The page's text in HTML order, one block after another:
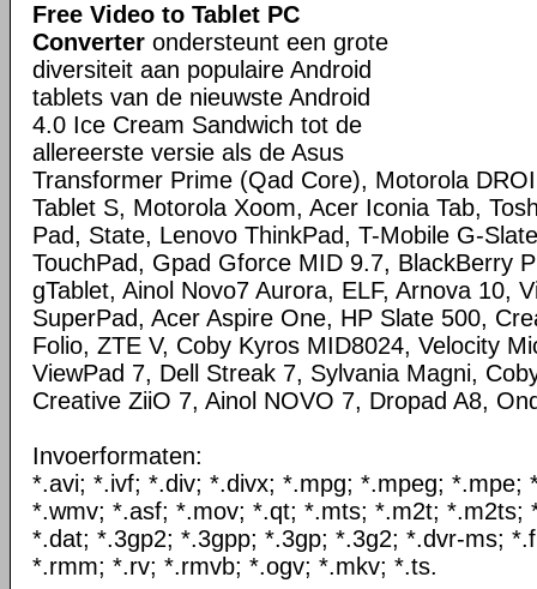
Free Video to Tablet PC
Converter ondersteunt een grote
diversiteit aan populaire Android
tablets van de nieuwste Android
4.0 Ice Cream Sandwich tot de
allereerste versie als de Asus
Transformer Prime (Qad Core), Motorola
Tablet S, Motorola Xoom, Acer Iconia Tab,
Pad, State, Lenovo ThinkPad, T-Mobile G-
TouchPad, Gpad Gforce MID 9.7, BlackBerry
gTablet, Ainol Novo7 Aurora, ELF, Arnova 10,
SuperPad, Acer Aspire One, HP Slate 500,
Folio, ZTE V, Coby Kyros MID8024, Velocity
ViewPad 7, Dell Streak 7, Sylvania Magni,
Creative ZiiO 7, Ainol NOVO 7, Dropad A8,
Invoerformaten:
*.avi; *.ivf; *.div; *.divx; *.mpg; *.mpeg; *.mpe;
*.wmv; *.asf; *.mov; *.qt; *.mts; *.m2t; *.m2ts;
*.dat; *.3gp2; *.3gpp; *.3gp; *.3g2; *.dvr-ms;
*.rmm; *.rv; *.rmvb; *.ogv; *.mkv; *.ts.